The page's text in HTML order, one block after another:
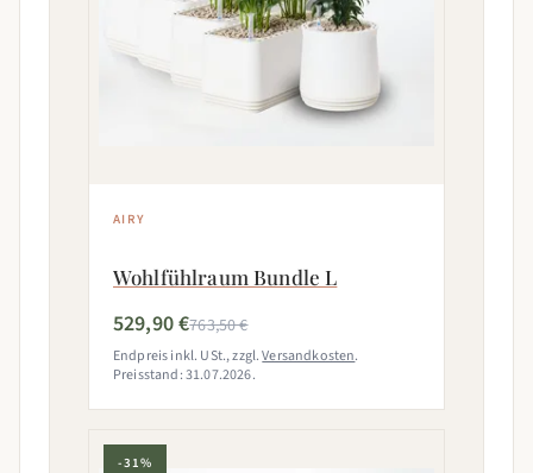
AIRY
Wohlfühlraum Bundle L
529,90 €763,50 €
Endpreis inkl. USt., zzgl.Versandkosten.
Preisstand: 31.07.2026.
-31%